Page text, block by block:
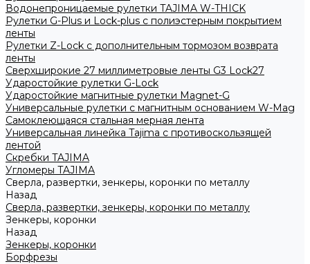
Водонепроницаемые рулетки TAJIMA W-THICK
Рулетки G-Plus и Lock-plus с полиэстерным покрытием
ленты
Рулетки Z-Lock с дополнительным тормозом возврата
ленты
Сверхширокие 27 миллиметровые ленты G3 Lock27
Ударостойкие рулетки G-Lock
Ударостойкие магнитные рулетки Magnet-G
Универсальные рулетки с магнитным основанием W-Mag
Самоклеющаяся стальная мерная лента
Универсальная линейка Tajima с противоскользящей
лентой
Скребки TAJIMA
Угломеры TAJIMA
Сверла, развертки, зенкеры, коронки по металлу
Назад
Сверла, развертки, зенкеры, коронки по металлу
Зенкеры, коронки
Назад
Зенкеры, коронки
Борфрезы